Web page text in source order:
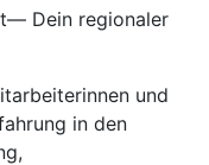
Dein regionaler
und
in den